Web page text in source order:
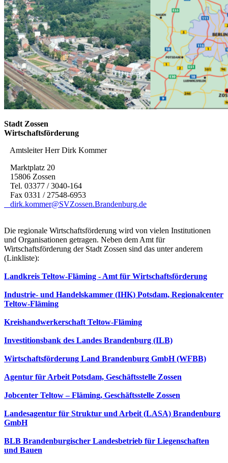
Stadt Zossen
Wirtschaftsförderung
Amtsleiter Herr Dirk Kommer
Marktplatz 20
15806 Zossen
Tel. 03377 / 3040-164
Fax 0331 / 27548-6953
dirk.kommer@SVZossen.Brandenburg.de
Die regionale Wirtschaftsförderung wird von vielen Institutionen
und Organisationen getragen. Neben dem Amt für
Wirtschaftsförderung der Stadt Zossen sind das unter anderem
(Linkliste):
Landkreis Teltow-Fläming - Amt für Wirtschaftsförderung
Industrie- und Handelskammer (IHK) Potsdam, Regionalcenter
Teltow-Fläming
Kreishandwerkerschaft Teltow-Fläming
Investitionsbank des Landes Brandenburg (ILB)
Wirtschaftsförderung Land Brandenburg GmbH (WFBB)
Agentur für Arbeit Potsdam, Geschäftsstelle Zossen
Jobcenter Teltow – Fläming, Geschäftsstelle Zossen
Landesagentur für Struktur und Arbeit (LASA) Brandenburg
GmbH
BLB Brandenburgischer Landesbetrieb für Liegenschaften
und Bauen